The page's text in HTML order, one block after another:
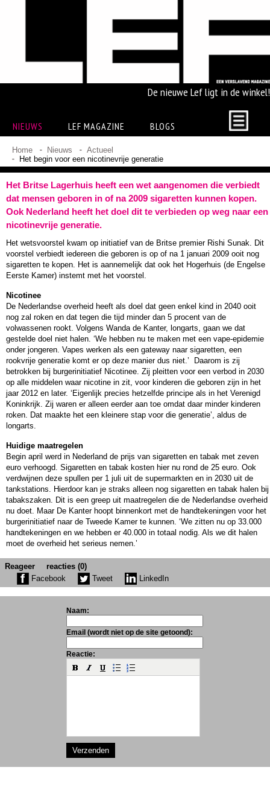
De nieuwe Lef ligt in de winkel!
NIEUWS LEF MAGAZINE BLOGS
Home Nieuws
Actueel
Het begin voor een nicotinevrije generatie
Het Britse Lagerhuis heeft een wet aangenomen die verbiedt
dat mensen geboren in of na 2009 sigaretten kunnen kopen.
Ook Nederland heeft het doel dit te verbieden op weg naar een
nicotinevrije generatie.
Het wetsvoorstel kwam op initiatief van de Britse premier Rishi Sunak. Dit
voorstel verbiedt iedereen die geboren is op of na 1 januari 2009 ooit nog
sigaretten te kopen. Het is aannemelijk dat ook het Hogerhuis (de Engelse
Eerste Kamer) instemt met het voorstel.
Nicotinee
De Nederlandse overheid heeft als doel dat geen enkel kind in 2040 ooit
nog zal roken en dat tegen die tijd minder dan 5 procent van de
volwassenen rookt. Volgens Wanda de Kanter, longarts, gaan we dat
gestelde doel niet halen. ‘We hebben nu te maken met een vape-epidemie
onder jongeren. Vapes werken als een gateway naar sigaretten, een
rookvrije generatie komt er op deze manier dus niet.’ Daarom is zij
betrokken bij burgerinitiatief Nicotinee. Zij pleitten voor een verbod in 2030
op alle middelen waar nicotine in zit, voor kinderen die geboren zijn in het
jaar 2012 en later. ‘Eigenlijk precies hetzelfde principe als in het Verenigd
Koninkrijk. Zij waren er alleen eerder aan toe omdat daar minder kinderen
roken. Dat maakte het een kleinere stap voor die generatie’, aldus de
longarts.
Huidige maatregelen
Begin april werd in Nederland de prijs van sigaretten en tabak met zeven
euro verhoogd. Sigaretten en tabak kosten hier nu rond de 25 euro. Ook
verdwijnen deze spullen per 1 juli uit de supermarkten en in 2030 uit de
tankstations. Hierdoor kan je straks alleen nog sigaretten en tabak halen bij
tabakszaken. Dit is een greep uit maatregelen die de Nederlandse overheid
nu doet. Maar De Kanter hoopt binnenkort met de handtekeningen voor het
burgerinitiatief naar de Tweede Kamer te kunnen. ‘We zitten nu op 33.000
handtekeningen en we hebben er 40.000 in totaal nodig. Als we dit halen
moet de overheid het serieus nemen.’
Reageer
reacties (0)
Facebook
Tweet LinkedIn
Naam:
Email (wordt niet op de site getoond):
Reactie: